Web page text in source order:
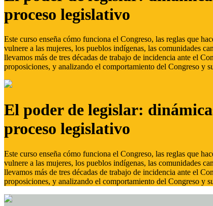
proceso legislativo
Este curso enseña cómo funciona el Congreso, las reglas que
vulnere a las mujeres, los pueblos indígenas, las comunidades
llevamos más de tres décadas de trabajo de incidencia ante el
proposiciones, y analizando el comportamiento del Congreso y
El poder de legislar:
proceso legislativo
Este curso enseña cómo funciona el Congreso, las reglas que
vulnere a las mujeres, los pueblos indígenas, las comunidades
llevamos más de tres décadas de trabajo de incidencia ante el
proposiciones, y analizando el comportamiento del Congreso y